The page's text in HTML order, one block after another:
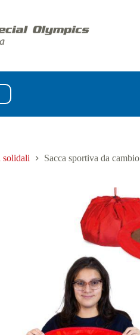
solidali Sacca sportiva da cambio